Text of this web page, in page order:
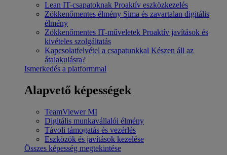
Lean IT-csapatoknak Proaktív eszközkezelés
Zökkenőmentes élmény Sima és zavartalan digitális
élmény
Zökkenőmentes IT-műveletek Proaktív javítások és
kivételes szolgáltatás
Kapcsolatfelvétel a csapatunkkal Készen áll az
átalakulásra?
Ismerkedés a platformmal
Alapvető képességek
TeamViewer MI
Digitális munkavállalói élmény
Távoli támogatás és vezérlés
Eszközök és javítások kezelése
Összes képesség megtekintése